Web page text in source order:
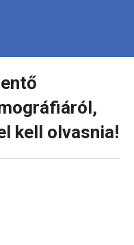
kell olvasnia!